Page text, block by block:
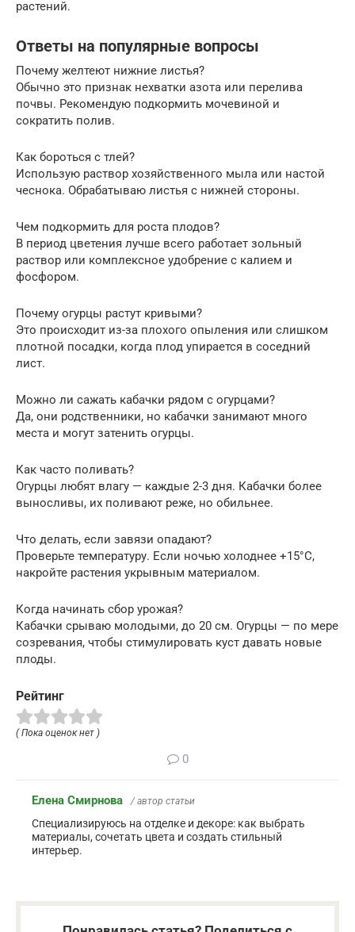
растений.
Ответы на популярные вопросы
Почему желтеют нижние листья?
Обычно это признак нехватки азота или перелива
почвы. Рекомендую подкормить мочевиной и
сократить полив.
Как бороться с тлей?
Использую раствор хозяйственного мыла или настой
чеснока. Обрабатываю листья с нижней стороны.
Чем подкормить для роста плодов?
В период цветения лучше всего работает зольный
раствор или комплексное удобрение с калием и
фосфором.
Почему огурцы растут кривыми?
Это происходит из-за плохого опыления или слишком
плотной посадки, когда плод упирается в соседний
лист.
Можно ли сажать кабачки рядом с огурцами?
Да, они родственники, но кабачки занимают много
места и могут затенить огурцы.
Как часто поливать?
Огурцы любят влагу — каждые 2-3 дня. Кабачки более
выносливы, их поливают реже, но обильнее.
Что делать, если завязи опадают?
Проверьте температуру. Если ночью холоднее +15°C,
накройте растения укрывным материалом.
Когда начинать сбор урожая?
Кабачки срываю молодыми, до 20 см. Огурцы — по мере
созревания, чтобы стимулировать куст давать новые
плоды.
Рейтинг
( Пока оценок нет )
0
Елена Смирнова / автор статьи
Специализируюсь на отделке и декоре: как выбрать
материалы, сочетать цвета и создать стильный
интерьер.